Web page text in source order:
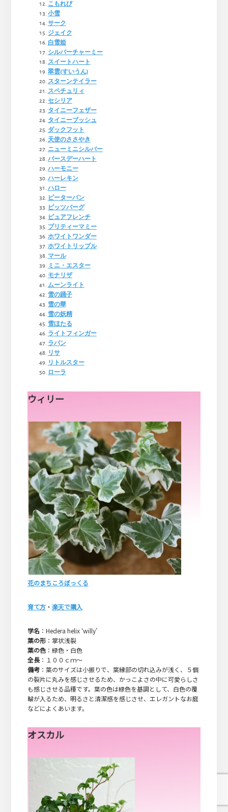
こもれび
小雪
サーク
ジェイク
白雪姫
シルバーチャーミー
スイートハート
翠雲(すいうん)
スターンテイラー
スペチュリィ
セシリア
タイニーフェザー
タイニーブッシュ
ダックフット
天使のささやき
ニューミニシルバー
バースデーハート
ハーモニー
ハーレキン
ハロー
ピーターパン
ピッツバーグ
ピュアフレンチ
プリティーマミー
ホワイトワンダー
ホワイトリップル
マール
ミニ・エスター
モナリザ
ムーンライト
雪の踊子
雪の華
雪の妖精
雪ほたる
ライトフィンガー
ラパン
リサ
リトルスター
ローラ
ウィリー
花のまちころぼっくる
育て方・ 楽天で購入
学名 ：Hedera helix ‘willy’
葉の形：掌状浅裂
葉の色：緑色・白色
全長：１００ｃｍ～
備考：葉のサイズは小振りで、葉縁部の切れ込みが浅く、５個
の裂片に丸みを感じさせるため、かっこよさの中に可愛らしさ
も感じさせる品種です。葉の色は緑色を基調として、白色の覆
輪が入るため、明るさと清潔感を感じさせ、エレガントなお庭
などによくあいます。
オスカル